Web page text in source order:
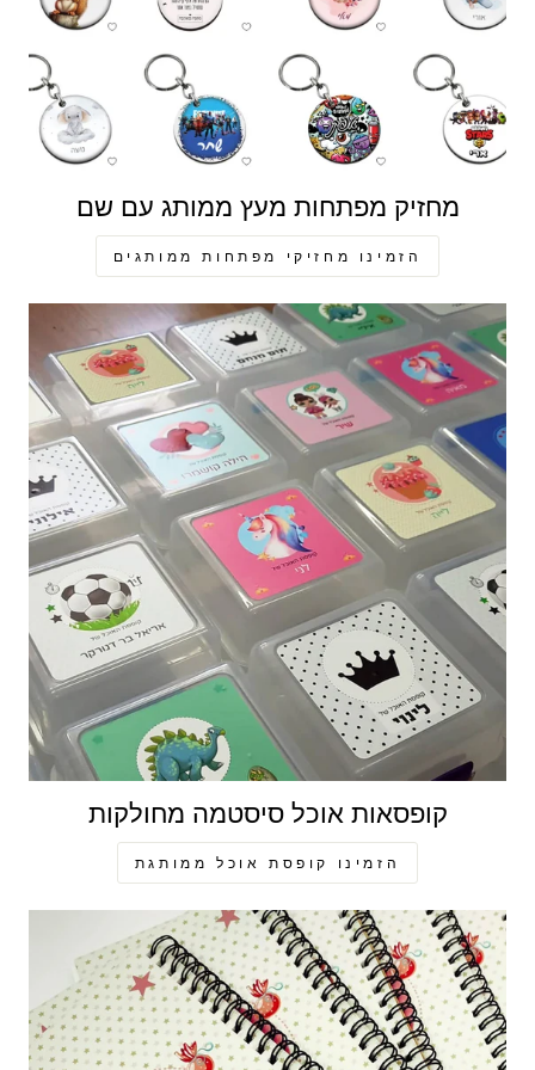
מחזיק מפתחות מעץ ממותג עם שם
הזמינו מחזיקי מפתחות ממותגים
קופסאות אוכל סיסטמה מחולקות
הזמינו קופסת אוכל ממותגת